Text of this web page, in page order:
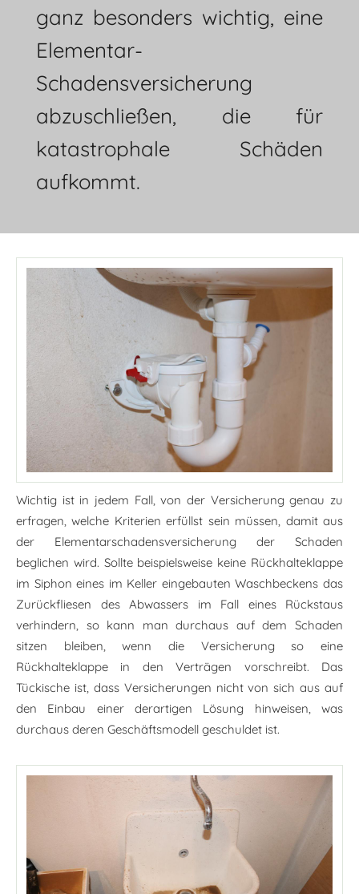
ganz besonders wichtig, eine
Elementar-
Schadensversicherung
abzuschließen, die für
katastrophale Schäden
aufkommt.
Wichtig ist in jedem Fall, von der Versicherung genau zu
erfragen, welche Kriterien erfüllst sein müssen, damit aus
der Elementarschadensversicherung der Schaden
beglichen wird. Sollte beispielsweise keine Rückhalteklappe
im Siphon eines im Keller eingebauten Waschbeckens das
Zurückfliesen des Abwassers im Fall eines Rückstaus
verhindern, so kann man durchaus auf dem Schaden
sitzen bleiben, wenn die Versicherung so eine
Rückhalteklappe in den Verträgen vorschreibt. Das
Tückische ist, dass Versicherungen nicht von sich aus auf
den Einbau einer derartigen Lösung hinweisen, was
durchaus deren Geschäftsmodell geschuldet ist.